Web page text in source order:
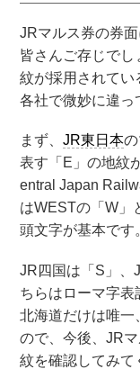
JRマルス券の券
皆さんご存じで
紋が採用されてい
各社で微妙に違っ
まず、JR東日本
表す「E」の地紋
entral Japan
はWESTの「W」
頭文字が基本です
JR四国は「S」、
ちらはローマ字
北海道だけは唯一
ので、今後、JR
紋を確認してみて